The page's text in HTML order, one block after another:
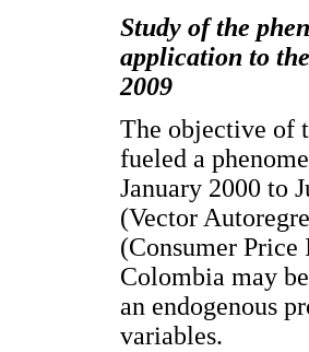
Study of the
application to
2009
The objective of
fueled a
January 2000 to
(Vector
(Consumer
Colombia may
an endogenous
variables.